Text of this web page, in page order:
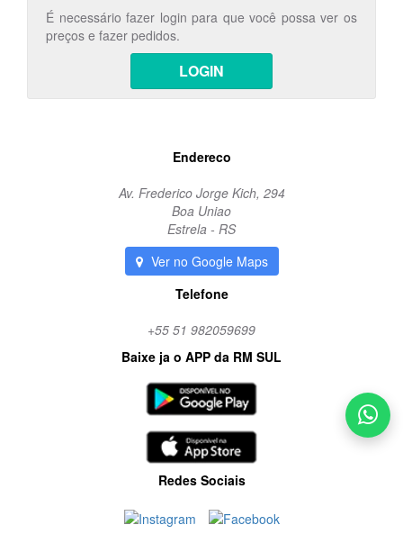
É necessário fazer login para que você possa ver os
preços e fazer pedidos.
LOGIN
Endereco
Av. Frederico Jorge Kich, 294
Boa Uniao
Estrela - RS
Ver no Google Maps
Telefone
+55 51 982059699
Baixe ja o APP da RM SUL
Redes Sociais